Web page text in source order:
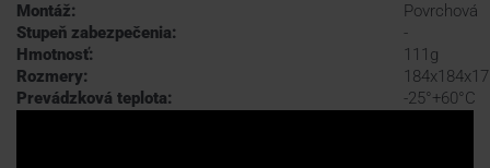
Montáž:
Povrchová
Stupeň zabezpečenia:
-
Hmotnosť:
111g
Rozmery:
Prevádzková teplota:
-25°+60°C